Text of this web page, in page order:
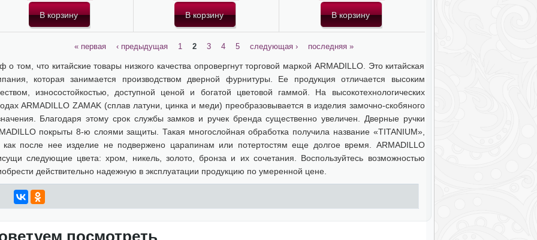
« первая ‹ предыдущая 1 2 3 4 5 следующая › последняя »
о том, что китайские товары низкого качества опровергнут торговой маркой ARMADILLO. Это китайская
которая занимается производством дверной фурнитуры. Ее продукция отличается высоким
износостойкостью, доступной ценой и богатой цветовой гаммой. На высокотехнологических
ARMADILLO ZAMAK (сплав латуни, цинка и меди) преобразовывается в изделия замочно-скобяного
Благодаря этому срок службы замков и ручек бренда существенно увеличен. Дверные ручки
покрыты 8-ю слоями защиты. Такая многослойная обработка получила название «TITANIUM»,
как после нее изделие не подвержено царапинам или потертостям еще долгое время. ARMADILLO
следующие цвета: хром, никель, золото, бронза и их сочетания. Воспользуйтесь возможностью
действительно надежную в эксплуатации продукцию по умеренной цене.